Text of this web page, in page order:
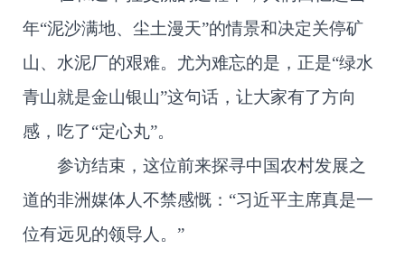
年“泥沙满地、尘土漫天”的情景和决定关停矿
山、水泥厂的艰难。尤为难忘的是，正是“绿水
青山就是金山银山”这句话，让大家有了方向
感，吃了“定心丸”。
参访结束，这位前来探寻中国农村发展之
道的非洲媒体人不禁感慨：“习近平主席真是一
位有远见的领导人。”